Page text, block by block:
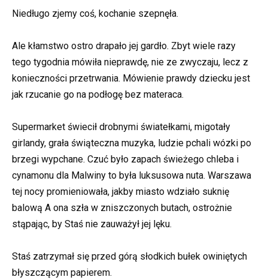
Niedługo zjemy coś, kochanie szepnęła.
Ale kłamstwo ostro drapało jej gardło. Zbyt wiele razy
tego tygodnia mówiła nieprawdę, nie ze zwyczaju, lecz z
konieczności przetrwania. Mówienie prawdy dziecku jest
jak rzucanie go na podłogę bez materaca.
Supermarket świecił drobnymi światełkami, migotały
girlandy, grała świąteczna muzyka, ludzie pchali wózki po
brzegi wypchane. Czuć było zapach świeżego chleba i
cynamonu dla Malwiny to była luksusowa nuta. Warszawa
tej nocy promieniowała, jakby miasto wdziało suknię
balową A ona szła w zniszczonych butach, ostrożnie
stąpając, by Staś nie zauważył jej lęku.
Staś zatrzymał się przed górą słodkich bułek owiniętych
błyszczącym papierem.